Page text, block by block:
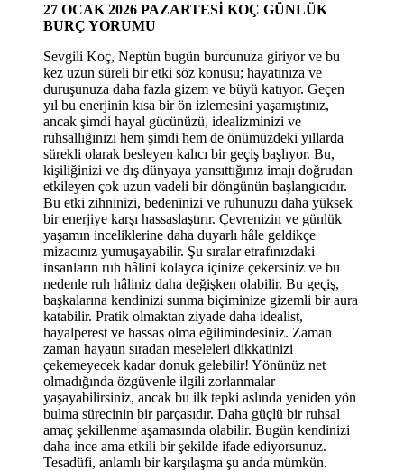
27 OCAK 2026 PAZARTESİ KOÇ GÜNLÜK
BURÇ YORUMU
Sevgili Koç, Neptün bugün burcunuza giriyor ve bu
kez uzun süreli bir etki söz konusu; hayatınıza ve
duruşunuza daha fazla gizem ve büyü katıyor. Geçen
yıl bu enerjinin kısa bir ön izlemesini yaşamıştınız,
ancak şimdi hayal gücünüzü, idealizminizi ve
ruhsallığınızı hem şimdi hem de önümüzdeki yıllarda
sürekli olarak besleyen kalıcı bir geçiş başlıyor. Bu,
kişiliğinizi ve dış dünyaya yansıttığınız imajı doğrudan
etkileyen çok uzun vadeli bir döngünün başlangıcıdır.
Bu etki zihninizi, bedeninizi ve ruhunuzu daha yüksek
bir enerjiye karşı hassaslaştırır. Çevrenizin ve günlük
yaşamın inceliklerine daha duyarlı hâle geldikçe
mizacınız yumuşayabilir. Şu sıralar etrafınızdaki
insanların ruh hâlini kolayca içinize çekersiniz ve bu
nedenle ruh hâliniz daha değişken olabilir. Bu geçiş,
başkalarına kendinizi sunma biçiminize gizemli bir aura
katabilir. Pratik olmaktan ziyade daha idealist,
hayalperest ve hassas olma eğilimindesiniz. Zaman
zaman hayatın sıradan meseleleri dikkatinizi
çekemeyecek kadar donuk gelebilir! Yönünüz net
olmadığında özgüvenle ilgili zorlanmalar
yaşayabilirsiniz, ancak bu ilk tepki aslında yeniden yön
bulma sürecinin bir parçasıdır. Daha güçlü bir ruhsal
amaç şekillenme aşamasında olabilir. Bugün kendinizi
daha ince ama etkili bir şekilde ifade ediyorsunuz.
Tesadüfi, anlamlı bir karşılaşma şu anda mümkün.